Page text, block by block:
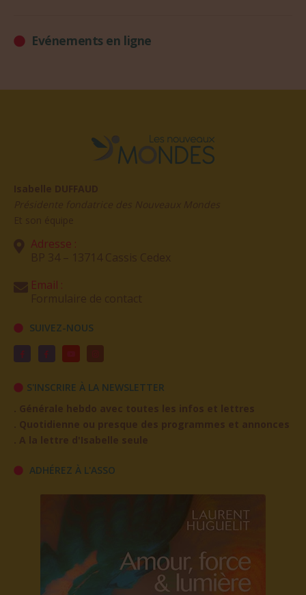
Evénements en ligne
Adresse :
Email :
SUIVEZ-NOUS
S'INSCRIRE À LA NEWSLETTER
ADHÉREZ À L'ASSO